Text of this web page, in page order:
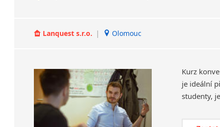
Lanquest s.r.o. | Olomouc
Kurz
je ideální